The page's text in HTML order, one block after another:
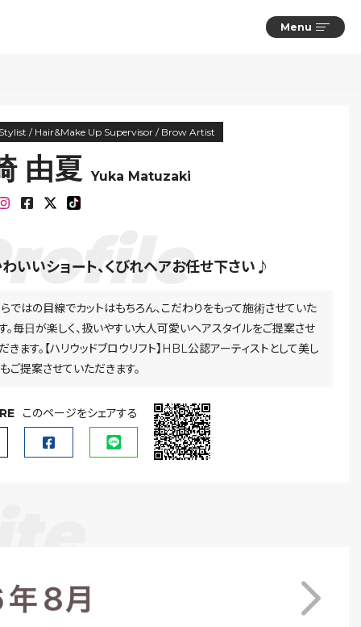
Menu
/ Hair&Make Up Supervisor / Brow Artist
由夏 Yuka Matuzaki
いいショート、くびれヘアお任せ下さい♪
ではの目線でカットはもちろん、こだわりをもって施術させていた
。毎日が楽しく、扱いやすい大人可愛いヘアスタイルをご提案させ
きます。【ハリウッドブロウリフト】HBL公認アーティストとして美し
ご提案させていただきます。
このページをシェアする